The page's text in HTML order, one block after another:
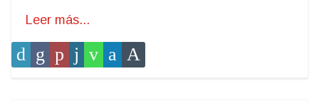
Leer más...